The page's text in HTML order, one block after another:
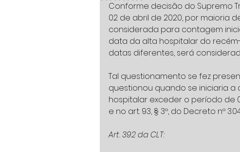
Conforme decisão do Supremo
02 de abril de 2020, por maioria
considerada para contagem
data da alta hospitalar do
datas diferentes, será
Tal questionamento se fez
questionou quando se iniciaria
hospitalar exceder o período de
e no art. 93, § 3º, do Decreto nº
Art. 392 da CLT: